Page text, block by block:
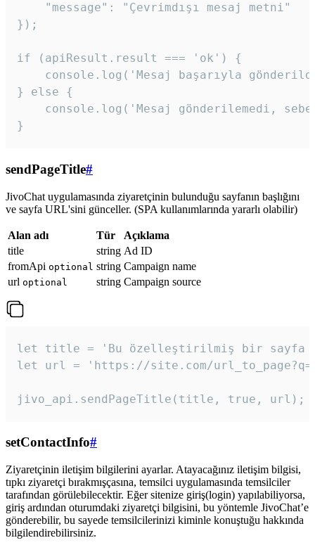
    "message": "Çevrimdışı mesaj metni"
});
if (apiResult.result === 'ok') {
console.log('Mesaj başarıyla
} else {
console.log('Mesaj gönderilemedi,
}
sendPageTitle#
JivoChat uygulamasında ziyaretçinin bulunduğu sayfanın başlığını
ve sayfa URL'sini günceller. (SPA kullanımlarında yararlı olabilir)
Alan adı Tür
Açıklama
title
string Ad ID
fromApi optional string Campaign name
url optional string Campaign source
let title = 'Bu özelleştirilmiş bir sayfa
let url = 'https://site.com/
jivo_api.sendPageTitle(title, true, url);
setContactInfo#
Ziyaretçinin iletişim bilgilerini ayarlar. Atayacağınız iletişim bilgisi,
tıpkı ziyaretçi bırakmışçasına, temsilci uygulamasında temsilciler
tarafından görülebilecektir. Eğer sitenize giriş(login) yapılabiliyorsa,
giriş ardından oturumdaki ziyaretçi bilgisini, bu yöntemle JivoChat’e
gönderebilir, bu sayede temsilcilerinizi kiminle konuştuğu hakkında
bilgilendirebilirsiniz.